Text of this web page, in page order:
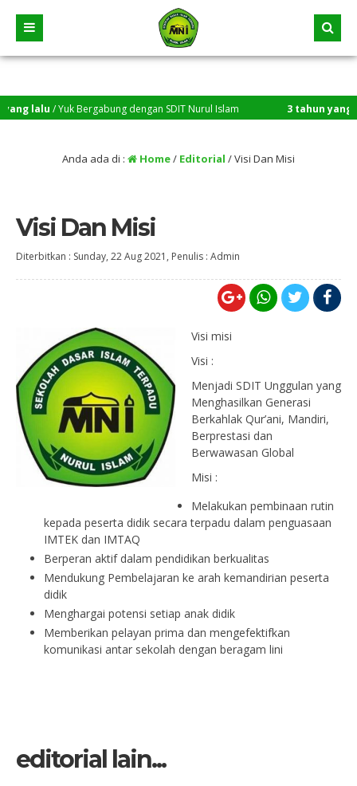
lalu / Yuk Bergabung dengan SDIT Nurul Islam 3 tahun yang lalu
Anda ada di : Home/ Editorial /Visi Dan Misi
Visi Dan Misi
Diterbitkan : Sunday, 22 Aug 2021 , Penulis : Admin
Visi misi
Visi :
Menjadi SDIT Unggulan yang
Menghasilkan Generasi
Berkahlak Qur’ani, Mandiri,
Berprestasi dan
Berwawasan Global
Misi :
Melakukan pembinaan rutin
kepada peserta didik secara terpadu dalam penguasaan
IMTEK dan IMTAQ
Berperan aktif dalam pendidikan berkualitas
Mendukung Pembelajaran ke arah kemandirian peserta
didik
Menghargai potensi setiap anak didik
Memberikan pelayan prima dan mengefektifkan
komunikasi antar sekolah dengan beragam lini
editorial lain...